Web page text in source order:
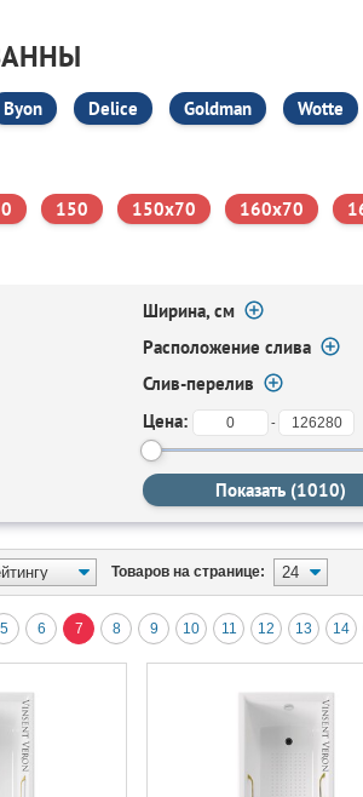
Byon Delice Goldman Wotte
150 150х70 160х70
Ширина, см
Расположение слива
Слив-перелив
Цена: -
Товаров на странице:
5 6 7 8 9 10 11 12 13 14